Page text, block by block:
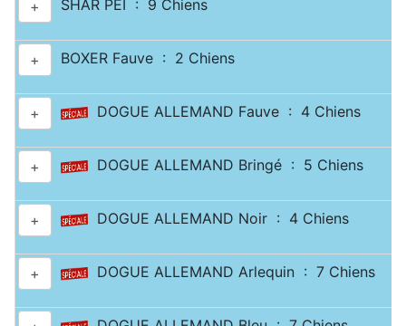
+ SHAR PEI : 9 Chiens
+ BOXER Fauve : 2 Chiens
+ DOGUE ALLEMAND Fauve : 4 Chiens
+ DOGUE ALLEMAND Bringé : 5 Chiens
+ DOGUE ALLEMAND Noir : 4 Chiens
+ DOGUE ALLEMAND Arlequin : 7 Chiens